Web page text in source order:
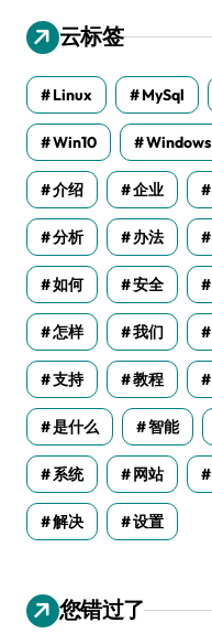
云标签
Linux MySql
Win10 Windows
介绍 企业
分析 办法
如何 安全
怎样 我们
支持 教程
是什么 智能
系统 网站
解决 设置
您错过了